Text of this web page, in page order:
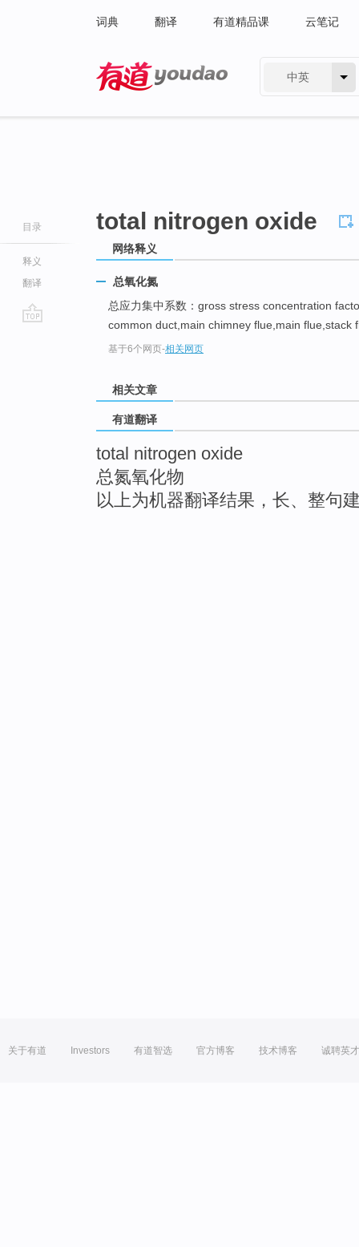
词典 翻译 有道精品课 云笔记
中英
目录
释义
翻译
total nitrogen oxide
网络释义
总氧化氮
总应力集中系数：gross stress concentration
common duct,main chimney flue,main flue,stack
基于6个网页-相关网页
相关文章
有道翻译
total nitrogen oxide
总氮氧化物
以上为机器翻译结果，长、整句
关于有道 Investors 有道智选 官方博客 技术博客 诚聘英才